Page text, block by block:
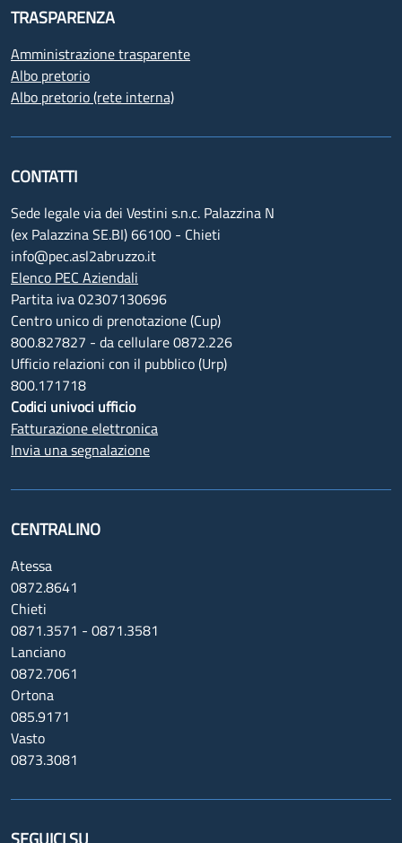
TRASPARENZA
Amministrazione trasparente
Albo pretorio
Albo pretorio (rete interna)
CONTATTI
Sede legale via dei Vestini s.n.c. Palazzina N
(ex Palazzina SE.BI) 66100 - Chieti
info@pec.asl2abruzzo.it
Elenco PEC Aziendali
Partita iva 02307130696
Centro unico di prenotazione (Cup)
800.827827 - da cellulare 0872.226
Ufficio relazioni con il pubblico (Urp)
800.171718
Codici univoci ufficio
Fatturazione elettronica
Invia una segnalazione
CENTRALINO
Atessa
0872.8641
Chieti
0871.3571 - 0871.3581
Lanciano
0872.7061
Ortona
085.9171
Vasto
0873.3081